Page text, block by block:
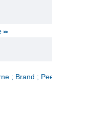
>>
; Brand ; Peer Gynt. 2